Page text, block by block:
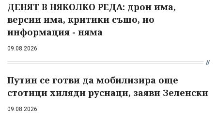
ДЕНЯТ В НЯКОЛКО РЕДА: дрон има,
версии има, критики също, но
информация - няма
09.08.2026
Путин се готви да мобилизира още
стотици хиляди руснаци, заяви Зеленски
09.08.2026